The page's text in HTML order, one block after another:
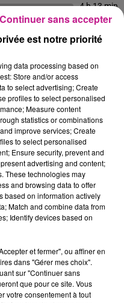
4 h 13 min
du son club en Alsace.
5h56
5h56
est notre priorité
data processing based on
Store and/or access
to select advertising; Create
profiles to select personalised
Measure content
statistics or combinations
improve services; Create
to select personalised
Ensure security, prevent and
advertising and content;
These technologies may
and browsing data to offer
based on information actively
Match and combine data from
Identify devices based on
et fermer", ou affiner en
dans "Gérer mes choix".
sur "Continuer sans
que pour ce site. Vous
votre consentement à tout
Continuer sans accepter